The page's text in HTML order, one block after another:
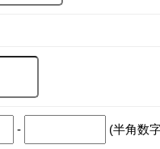
- (半角数